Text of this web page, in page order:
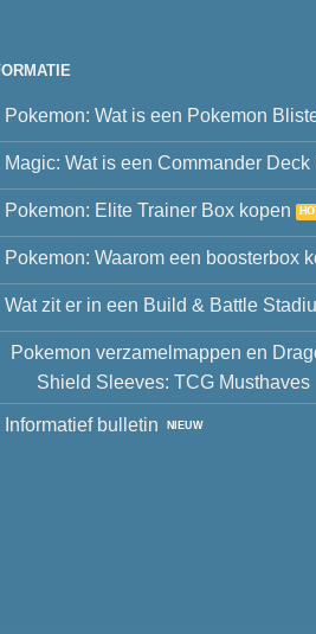
Pokemon: Wat is een Pokemon
Magic: Wat is een Commander Deck
Pokemon: Elite Trainer Box kopen
Pokemon: Waarom een boosterbox
Wat zit er in een Build & Battle
Pokemon verzamelmappen en
Shield Sleeves: TCG Musthaves
Informatief bulletin